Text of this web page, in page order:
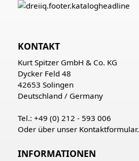
KONTAKT
Kurt Spitzer GmbH & Co. KG
Dycker Feld 48
42653 Solingen
Deutschland / Germany
Tel.: +49 (0) 212 - 593 006
Oder über unser Kontaktformular.
INFORMATIONEN